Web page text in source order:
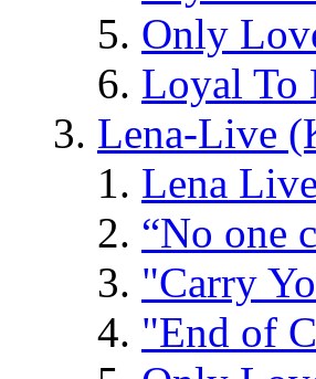
Only
Loyal To
Lena-Live
Lena
“No one
"Carry
"End of